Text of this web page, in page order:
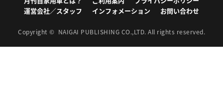
運営会社／スタッフ
インフォメーション お問い合わせ
Copyright © NAIGAI PUBLISHING CO.,LTD. All rights reserved.